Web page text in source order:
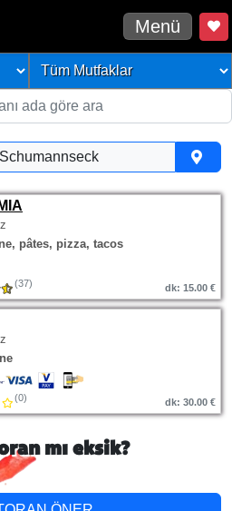
Menü
Schumannseck
pâtes, pizza, tacos
(37) dk: 15.00 €
(0) dk: 30.00 €
mı eksik?